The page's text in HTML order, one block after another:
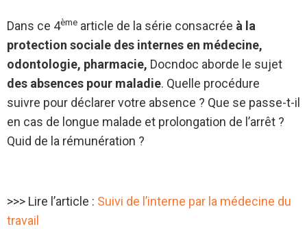
Dans ce 4ème article de la série consacrée à la
protection sociale des internes en médecine,
odontologie, pharmacie, Docndoc aborde le sujet
des absences pour maladie. Quelle procédure
suivre pour déclarer votre absence ? Que se passe-t-il
en cas de longue malade et prolongation de l’arrêt ?
Quid de la rémunération ?
>>> Lire l’article : Suivi de l’interne par la médecine du
travail